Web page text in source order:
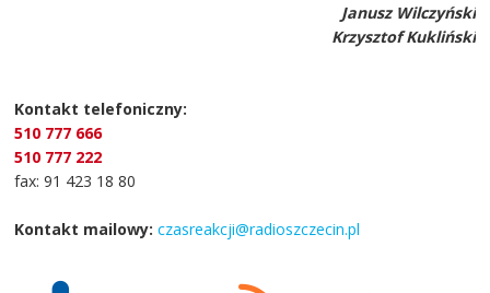
Janusz Wilczyński
Krzysztof Kukliński
Kontakt telefoniczny:
510 777 666
510 777 222
fax: 91 423 18 80
Kontakt mailowy: czasreakcji@radioszczecin.pl